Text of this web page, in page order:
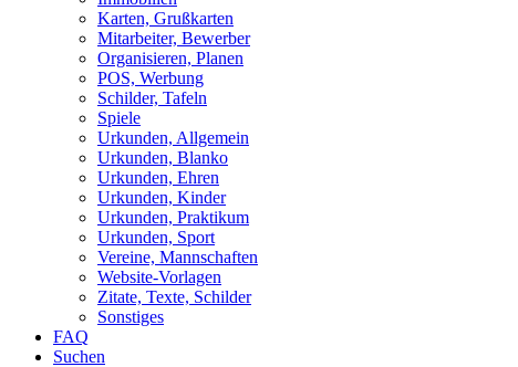
Karten, Grußkarten
Mitarbeiter, Bewerber
Organisieren, Planen
POS, Werbung
Schilder, Tafeln
Spiele
Urkunden, Allgemein
Urkunden, Blanko
Urkunden, Ehren
Urkunden, Kinder
Urkunden, Praktikum
Urkunden, Sport
Vereine, Mannschaften
Website-Vorlagen
Zitate, Texte, Schilder
Sonstiges
FAQ
Suchen